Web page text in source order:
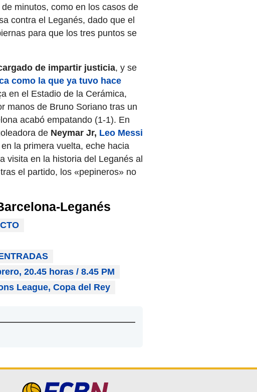
minutos, como en los casos de
contra el Leganés, dado que el
para que los tres puntos se
de impartir justicia, y se
como la que ya tuvo hace
en el Estadio de la Cerámica,
manos de Bruno Soriano tras un
acabó empatando (1-1). En
de Neymar Jr, Leo Messi
la primera vuelta, eche hacia
visita en la historia del Leganés al
el partido, los «pepineros» no
Leganés
20.45 horas / 8.45 PM
League, Copa del Rey